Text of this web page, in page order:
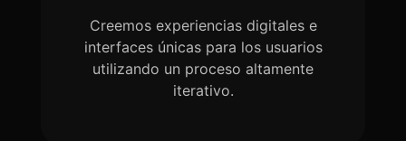
Creemos experiencias digitales e
interfaces únicas para los usuarios
utilizando un proceso altamente
iterativo.